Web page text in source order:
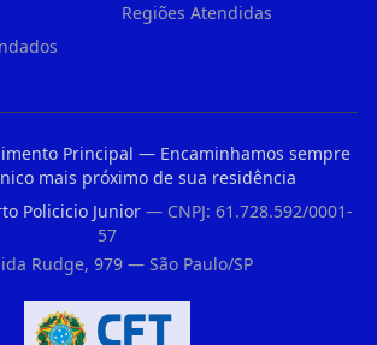
Regiões Atendidas
Principal — Encaminhamos sempre
mais próximo de sua residência
Policicio Junior— CNPJ: 61.728.592/0001-
57
Rudge, 979 — São Paulo/SP